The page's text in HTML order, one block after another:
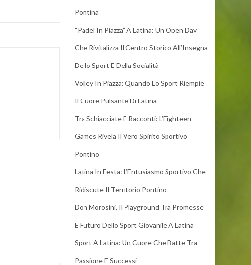
Pontina
“Padel In Piazza” A Latina: Un Open Day
Che Rivitalizza Il Centro Storico All’Insegna
Dello Sport E Della Socialità
Volley In Piazza: Quando Lo Sport Riempie
Il Cuore Pulsante Di Latina
Tra Schiacciate E Racconti: L’Eighteen
Games Rivela Il Vero Spirito Sportivo
Pontino
Latina In Festa: L’Entusiasmo Sportivo Che
Ridiscute Il Territorio Pontino
Don Morosini, Il Playground Tra Promesse
E Futuro Dello Sport Giovanile A Latina
Sport A Latina: Un Cuore Che Batte Tra
Passione E Successi